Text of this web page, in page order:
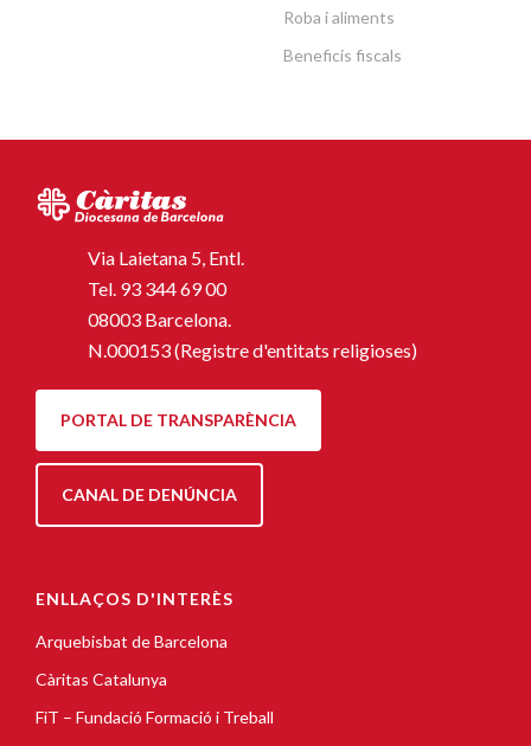
Roba i aliments
Beneficis fiscals
Via Laietana 5, Entl.
Tel. 93 344 69 00
08003 Barcelona.
N.000153 (Registre d'entitats religioses)
PORTAL DE TRANSPARÈNCIA
CANAL DE DENÚNCIA
ENLLAÇOS D'INTERÈS
Arquebisbat de Barcelona
Càritas Catalunya
FiT – Fundació Formació i Treball